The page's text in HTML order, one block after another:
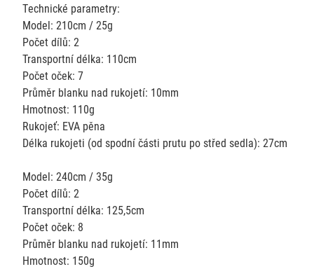
Technické parametry:
Model: 210cm / 25g
Počet dílů: 2
Transportní délka: 110cm
Počet oček: 7
Průměr blanku nad rukojetí: 10mm
Hmotnost: 110g
Rukojeť: EVA pěna
Délka rukojeti (od spodní části prutu po střed sedla): 27cm
Model: 240cm / 35g
Počet dílů: 2
Transportní délka: 125,5cm
Počet oček: 8
Průměr blanku nad rukojetí: 11mm
Hmotnost: 150g